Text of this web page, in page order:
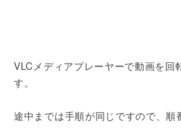
VLCメディアプレーヤーで動画を
す。
途中までは手順が同じですので、順